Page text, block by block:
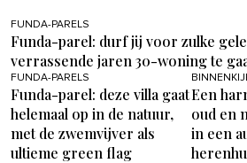
FUNDA-PARELS
Funda-parel: durf jij voor zulke
verrassende jaren 30-woning te
FUNDA-PARELS
Funda-parel: deze villa gaat
helemaal op in de natuur,
met de zwemvijver als
ultieme green flag
Een
oud en
in een